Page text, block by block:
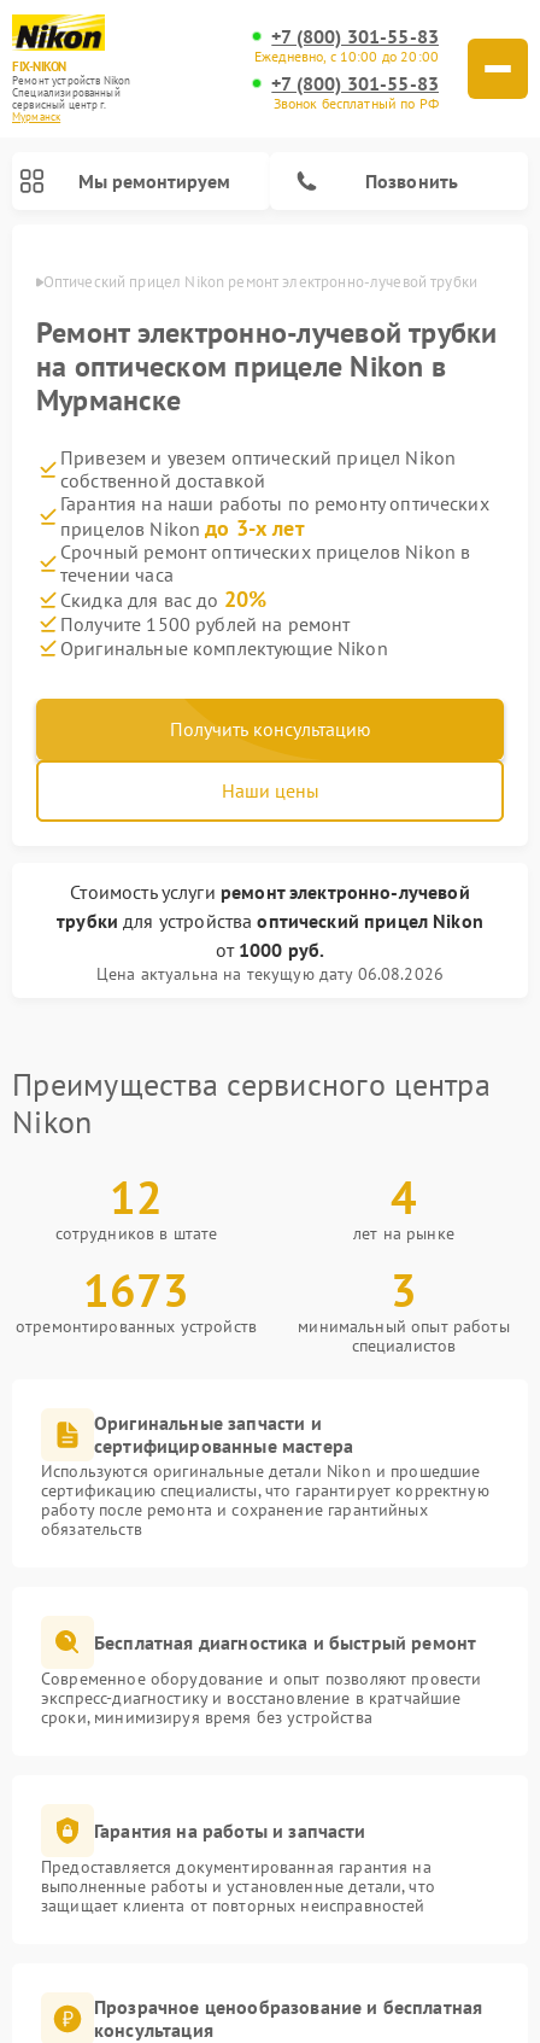
FIX-NIKON
Ремонт устройств Nikon
Специализированный
cервисный центр г.
Мурманск
+7 (800) 301-55-83
Ежедневно, с 10:00 до 20:00
+7 (800) 301-55-83
Звонок бесплатный по РФ
Мы ремонтируем Позвонить
Оптический прицел Nikon ремонт электронно-лучевой трубки
Ремонт электронно-лучевой трубки
на оптическом прицеле Nikon в
Мурманске
Привезем и увезем оптический прицел Nikon
собственной доставкой
Гарантия на наши работы по ремонту оптических
прицелов Nikonдо 3-х лет
Срочный ремонт оптических прицелов Nikon в
течении часа
Скидка для вас до 20%
Получите 1500 рублей на ремонт
Оригинальные комплектующие Nikon
Получить консультацию
Наши цены
Стоимость услуги ремонт электронно-лучевой
трубки для устройстваоптический прицел Nikon
от 1000 руб.
Цена актуальна на текущую дату 06.08.2026
Преимущества сервисного центра
Nikon
12
сотрудников в штате
4
лет на рынке
1673
отремонтированных устройств
3
минимальный опыт работы
специалистов
Оригинальные запчасти и
сертифицированные мастера
Используются оригинальные детали Nikon и прошедшие
сертификацию специалисты, что гарантирует корректную
работу после ремонта и сохранение гарантийных
обязательств
Бесплатная диагностика и быстрый ремонт
Современное оборудование и опыт позволяют провести
экспресс-диагностику и восстановление в кратчайшие
сроки, минимизируя время без устройства
Гарантия на работы и запчасти
Предоставляется документированная гарантия на
выполненные работы и установленные детали, что
защищает клиента от повторных неисправностей
Прозрачное ценообразование и бесплатная
консультация